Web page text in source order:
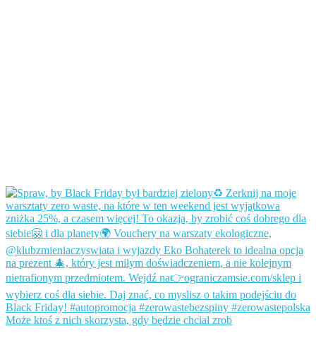
Może ktoś z nich skorzysta, gdy będzie chciał zrob